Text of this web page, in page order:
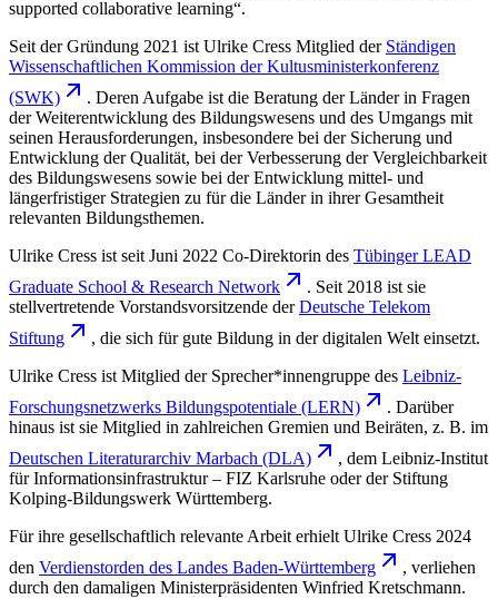
supported collaborative learning“.
Seit der Gründung 2021 ist Ulrike Cress Mitglied der Ständigen
Wissenschaftlichen Kommission der Kultusministerkonferenz
(SWK)
. Deren Aufgabe ist die Beratung der Länder in Fragen
der Weiterentwicklung des Bildungswesens und des Umgangs mit
seinen Herausforderungen, insbesondere bei der Sicherung und
Entwicklung der Qualität, bei der Verbesserung der Vergleichbarkeit
des Bildungswesens sowie bei der Entwicklung mittel- und
längerfristiger Strategien zu für die Länder in ihrer Gesamtheit
relevanten Bildungsthemen.
Ulrike Cress ist seit Juni 2022 Co-Direktorin des Tübinger LEAD
Graduate School & Research Network
. Seit 2018 ist sie
stellvertretende Vorstandsvorsitzende derDeutsche Telekom
Stiftung
, die sich für gute Bildung in der digitalen Welt einsetzt.
Ulrike Cress ist Mitglied der Sprecher*innengruppe des Leibniz-
Forschungsnetzwerks Bildungspotentiale (LERN)
. Darüber
hinaus ist sie Mitglied in zahlreichen Gremien und Beiräten, z. B. im
Deutschen Literaturarchiv Marbach (DLA)
, dem Leibniz-Institut
für Informationsinfrastruktur – FIZ Karlsruhe oder der Stiftung
Kolping-Bildungswerk Württemberg.
Für ihre gesellschaftlich relevante Arbeit erhielt Ulrike Cress 2024
den Verdienstorden des Landes Baden-Württemberg
, verliehen
durch den damaligen Ministerpräsidenten Winfried Kretschmann.